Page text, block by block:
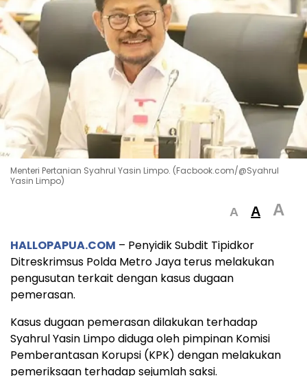
Menteri Pertanian Syahrul Yasin Limpo. (Facbook.com/@Syahrul
Yasin Limpo)
A A A
HALLOPAPUA.COM – Penyidik Subdit Tipidkor
Ditreskrimsus Polda Metro Jaya terus melakukan
pengusutan terkait dengan kasus dugaan
pemerasan.
Kasus dugaan pemerasan dilakukan terhadap
Syahrul Yasin Limpo diduga oleh pimpinan Komisi
Pemberantasan Korupsi (KPK) dengan melakukan
pemeriksaan terhadap sejumlah saksi.